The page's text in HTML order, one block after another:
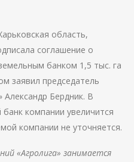
область,
соглашение о
банком 1,5 тыс. га
заявил председатель
Александр Бердник. В
компании увеличится
компании не уточняется.
«Агролига» занимается